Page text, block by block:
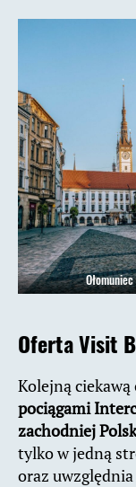
Ołomuniec
Oferta Visit
Kolejną
pociągami
zachodniej
tylko w jedną
oraz